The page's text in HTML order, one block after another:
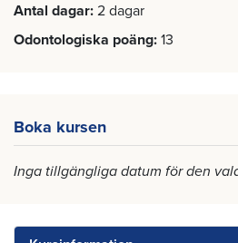
Antal dagar 2 dagar
Odontologiska poäng 13
Boka kursen
Inga tillgängliga datum för den